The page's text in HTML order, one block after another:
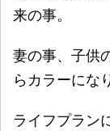
来の事。
妻の事、子供
らカラーにな
ライフプラン